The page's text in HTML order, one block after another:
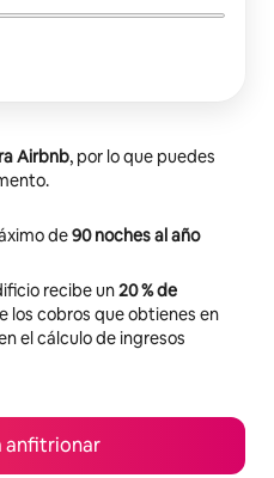
Airbnb, por lo que puedes
de90 noches al año
recibe un20 % de
los cobros que obtienes en
el cálculo de ingresos
anfitrionar